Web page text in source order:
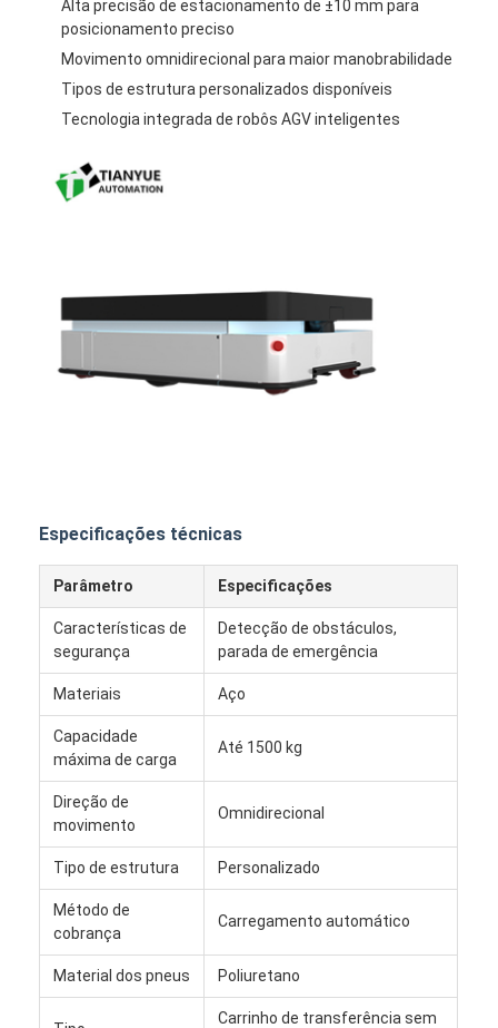
Quem Somos
Controle de Qualidade
Fale Conosco
notícias
Todos os casos
blog
Converse agora
Alta precisão de estacionamento de ±10 mm para
posicionamento preciso
Movimento omnidirecional para maior manobrabilidade
Tipos de estrutura personalizados disponíveis
Tecnologia integrada de robôs AGV inteligentes
Especificações técnicas
Parâmetro Especificações
Características de
segurança
Detecção de obstáculos,
parada de emergência
Materiais Aço
Capacidade
máxima de carga
Até 1500 kg
Direção de
movimento
Omnidirecional
Tipo de estrutura Personalizado
Método de
cobrança
Carregamento automático
Material dos pneus Poliuretano
Carrinho de transferência sem